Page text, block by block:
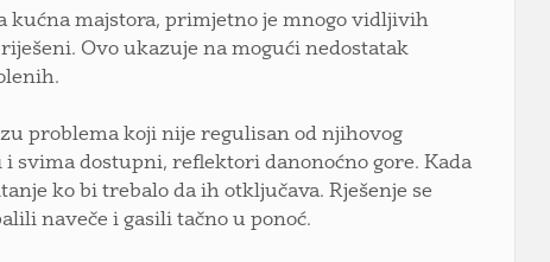
kućna majstora, primjetno je mnogo vidljivih
Ovo ukazuje na mogući nedostatak
problema koji nije regulisan od njihovog
svima dostupni, reflektori danonoćno gore. Kada
ko bi trebalo da ih otključava. Rješenje se
naveče i gasili tačno u ponoć.